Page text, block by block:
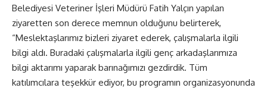
Belediyesi Veteriner İşleri Müdürü Fatih Yalçın yapılan
ziyaretten son derece memnun olduğunu belirterek,
“Meslektaşlarımız bizleri ziyaret ederek, çalışmalarla ilgili
bilgi aldı. Buradaki çalışmalarla ilgili genç arkadaşlarımıza
bilgi aktarımı yaparak barınağımızı gezdirdik. Tüm
katılımcılara teşekkür ediyor, bu programın organizasyonunda